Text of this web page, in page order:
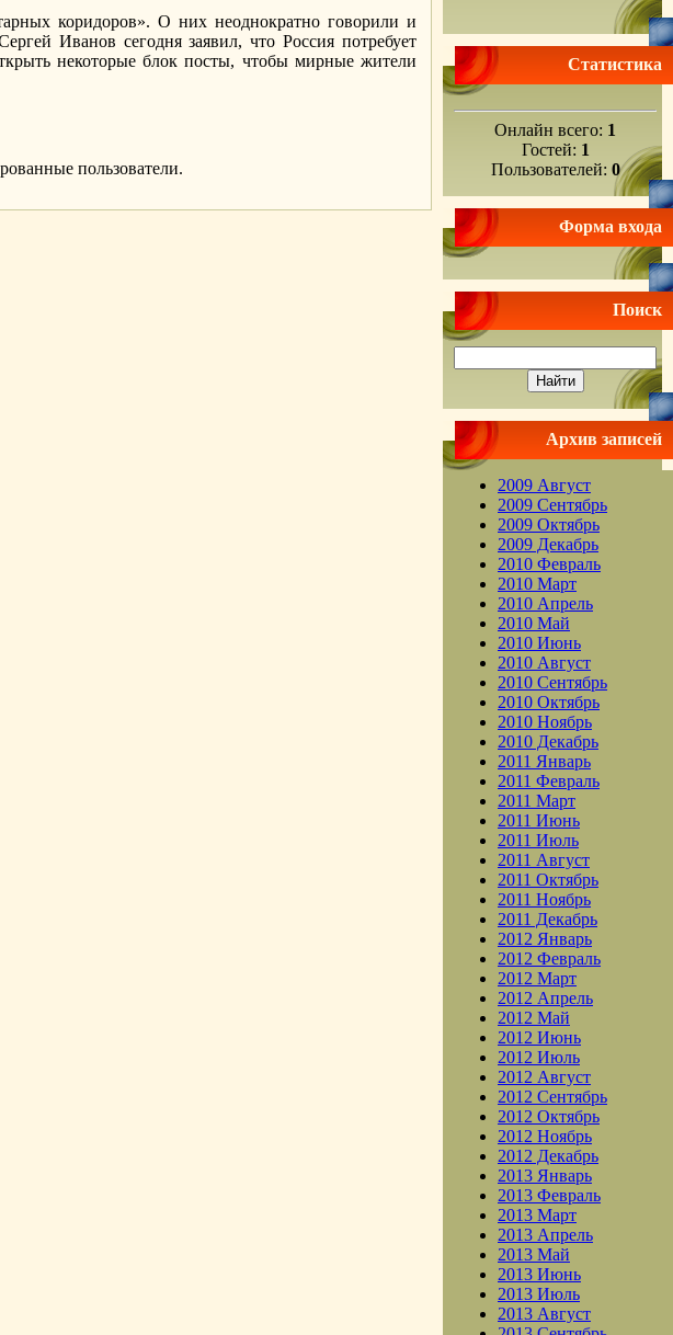
коридоров». О них неоднократно говорили и
Иванов сегодня заявил, что Россия потребует
некоторые блок посты, чтобы мирные жители
пользователи.
Статистика
Онлайн всего: 1
Гостей: 1
Пользователей: 0
Форма входа
Поиск
Архив записей
2009 Август
2009 Сентябрь
2009 Октябрь
2009 Декабрь
2010 Февраль
2010 Март
2010 Апрель
2010 Май
2010 Июнь
2010 Август
2010 Сентябрь
2010 Октябрь
2010 Ноябрь
2010 Декабрь
2011 Январь
2011 Февраль
2011 Март
2011 Июнь
2011 Июль
2011 Август
2011 Октябрь
2011 Ноябрь
2011 Декабрь
2012 Январь
2012 Февраль
2012 Март
2012 Апрель
2012 Май
2012 Июнь
2012 Июль
2012 Август
2012 Сентябрь
2012 Октябрь
2012 Ноябрь
2012 Декабрь
2013 Январь
2013 Февраль
2013 Март
2013 Апрель
2013 Май
2013 Июнь
2013 Июль
2013 Август